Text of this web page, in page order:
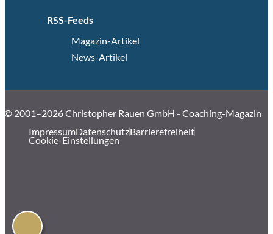
RSS-Feeds
Magazin-Artikel
News-Artikel
© 2001–2026 Christopher Rauen GmbH - Coaching-Magazin
ImpressumDatenschutzBarrierefreiheit
Cookie-Einstellungen